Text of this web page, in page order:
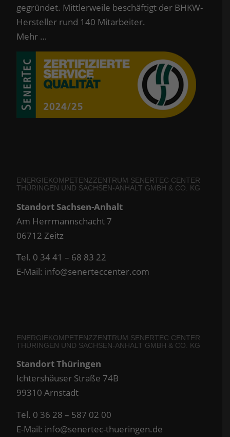
gegründet. Mittlerweile beschäftigt der BHKW-
Hersteller rund 140 Mitarbeiter.
Mehr …
ENERGIEKOMPETENZZENTRUM SENERTEC CENTER
THÜRINGEN UND SACHSEN-ANHALT GMBH & CO. KG
Standort Sachsen-Anhalt
Am Herrmannschacht 7
06712 Zeitz
Tel. 0 34 41 – 68 83 22
E-Mail: info@senerteccenter.com
ENERGIEKOMPETENZZENTRUM SENERTEC CENTER
THÜRINGEN UND SACHSEN-ANHALT GMBH & CO. KG
Standort Thüringen
Ichtershäuser Straße 74B
99310 Arnstadt
Tel. 0 36 28 – 587 02 00
E-Mail: info@senertec-thueringen.de